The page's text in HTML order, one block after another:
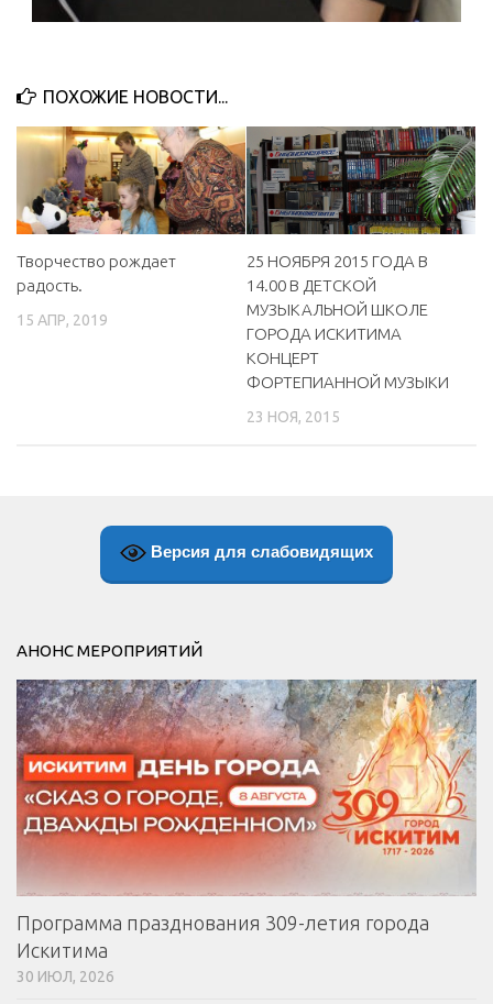
ПОХОЖИЕ НОВОСТИ...
Творчество рождает
радость.
15 АПР, 2019
25 НОЯБРЯ 2015 ГОДА В
14.00 В ДЕТСКОЙ
МУЗЫКАЛЬНОЙ ШКОЛЕ
ГОРОДА ИСКИТИМА
КОНЦЕРТ
ФОРТЕПИАННОЙ МУЗЫКИ
23 НОЯ, 2015
Версия для слабовидящих
АНОНС МЕРОПРИЯТИЙ
Программа празднования 309-летия города
Искитима
30 ИЮЛ, 2026